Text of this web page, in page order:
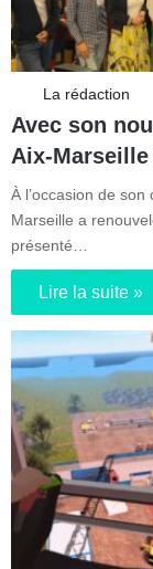
La rédaction
Avec son
Aix-
À l’occasion de son
Marseille a
présenté…
Lire la suite »